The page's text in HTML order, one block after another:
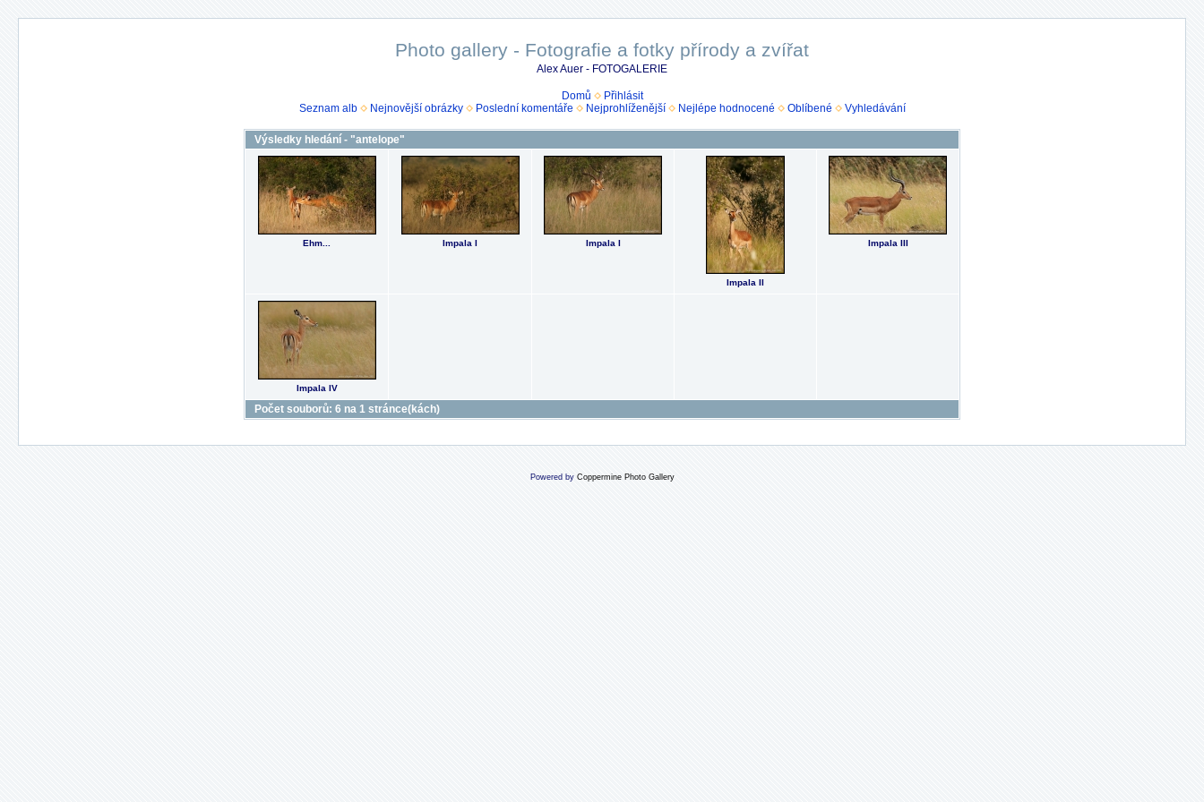
Photo gallery - Fotografie a fotky přírody a zvířat
Alex Auer - FOTOGALERIE
Domů
Přihlásit
Seznam alb
Nejnovější obrázky Poslední komentáře Nejprohlíženější Nejlépe hodnocené Oblíbené Vyhledávání
Výsledky hledání - "antelope"
Ehm... Impala I Impala I
Impala II
Impala III
Impala IV
Počet souborů: 6 na 1 stránce(kách)
Powered by Coppermine Photo Gallery